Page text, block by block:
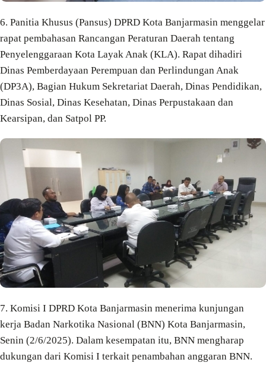
6. Panitia Khusus (Pansus) DPRD Kota Banjarmasin menggelar
rapat pembahasan Rancangan Peraturan Daerah tentang
Penyelenggaraan Kota Layak Anak (KLA). Rapat dihadiri
Dinas Pemberdayaan Perempuan dan Perlindungan Anak
(DP3A), Bagian Hukum Sekretariat Daerah, Dinas Pendidikan,
Dinas Sosial, Dinas Kesehatan, Dinas Perpustakaan dan
Kearsipan, dan Satpol PP.
7. Komisi I DPRD Kota Banjarmasin menerima kunjungan
kerja Badan Narkotika Nasional (BNN) Kota Banjarmasin,
Senin (2/6/2025). Dalam kesempatan itu, BNN mengharap
dukungan dari Komisi I terkait penambahan anggaran BNN.